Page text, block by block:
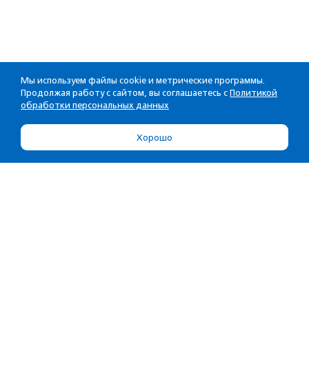
Мы используем файлы cookie и метрические программы.
Продолжая работу с сайтом, вы соглашаетесь с Политикой
обработки персональных данных
Хорошо